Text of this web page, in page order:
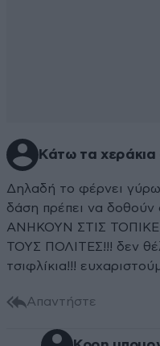
Κάτω τα χεράκια
Δηλαδή το φέρνει
δάση πρέπει να
ΑΝΗΚΟΥΝ ΣΤΙΣ
ΤΟΥΣ ΠΟΛΙΤΕΣ!!! δεν
τσιφλίκια!!!
Απαντήστε